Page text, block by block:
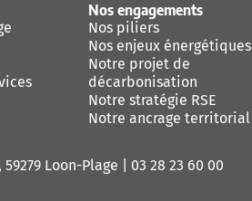
Nos engagements
Nos piliers
Nos enjeux énergétiques
Notre projet de
décarbonisation
Notre stratégie RSE
Notre ancrage territorial
Loon-Plage | 03 28 23 60 00